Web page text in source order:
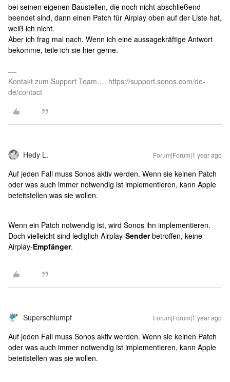
bei seinen eigenen Baustellen, die noch nicht abschließend
beendet sind, dann einen Patch für Airplay oben auf der Liste hat,
weiß ich nicht.
Aber ich frag mal nach. Wenn ich eine aussagekräftige Antwort
bekomme, teile ich sie hier gerne.
Kontakt zum Support Team…. https://support.sonos.com/de-
de/contact
Hedy L. Forum|Forum|1 year ago
Auf jeden Fall muss Sonos aktiv werden. Wenn sie keinen Patch
oder was auch immer notwendig ist implementieren, kann Apple
beteitstellen was sie wollen.
Wenn ein Patch notwendig ist, wird Sonos ihn implementieren.
Doch vielleicht sind lediglich Airplay-Senderbetroffen, keine
Airplay-Empfänger.
Superschlumpf Forum|Forum|1 year ago
Auf jeden Fall muss Sonos aktiv werden. Wenn sie keinen Patch
oder was auch immer notwendig ist implementieren, kann Apple
beteitstellen was sie wollen.